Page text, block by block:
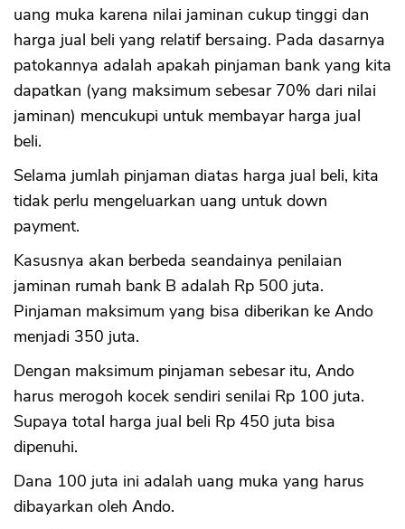
uang muka karena nilai jaminan cukup tinggi dan
harga jual beli yang relatif bersaing. Pada dasarnya
patokannya adalah apakah pinjaman bank yang kita
dapatkan (yang maksimum sebesar 70% dari nilai
jaminan) mencukupi untuk membayar harga jual
beli.
Selama jumlah pinjaman diatas harga jual beli, kita
tidak perlu mengeluarkan uang untuk down
payment.
Kasusnya akan berbeda seandainya penilaian
jaminan rumah bank B adalah Rp 500 juta.
Pinjaman maksimum yang bisa diberikan ke Ando
menjadi 350 juta.
Dengan maksimum pinjaman sebesar itu, Ando
harus merogoh kocek sendiri senilai Rp 100 juta.
Supaya total harga jual beli Rp 450 juta bisa
dipenuhi.
Dana 100 juta ini adalah uang muka yang harus
dibayarkan oleh Ando.